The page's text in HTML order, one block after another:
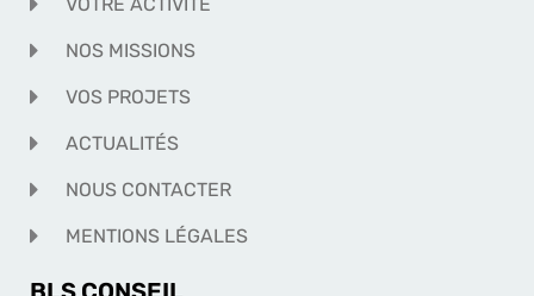
NOS MISSIONS
VOS PROJETS
ACTUALITÉS
NOUS CONTACTER
MENTIONS LÉGALES